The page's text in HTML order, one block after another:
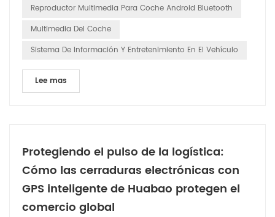
no s...
Reproductor Multimedia Para Coche Android Bluetooth
Multimedia Del Coche
Sistema De Información Y Entretenimiento En El Vehículo
Lee mas
Protegiendo el pulso de la logística:
Cómo las cerraduras electrónicas con
GPS inteligente de Huabao protegen el
comercio global